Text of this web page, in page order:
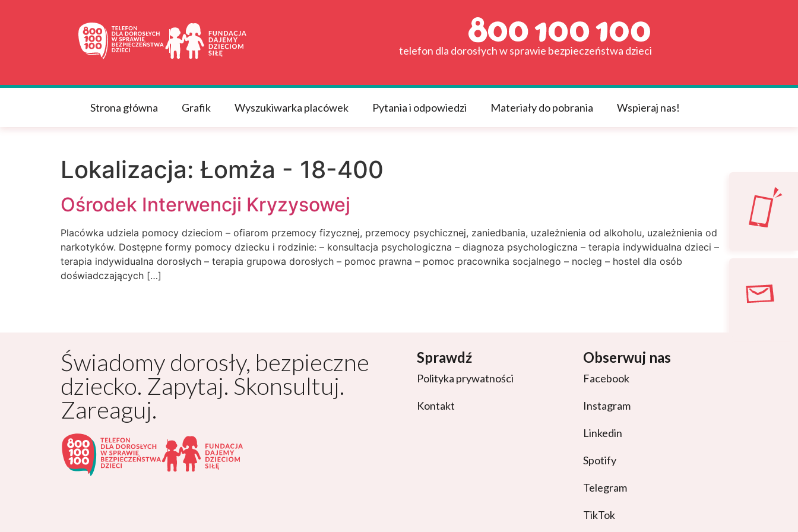
telefon dla dorosłych w sprawie bezpieczeństwa dzieci
Strona główna Grafik Wyszukiwarka placówek Pytania i odpowiedzi Materiały do pobrania Wspieraj nas!
Lokalizacja: Łomża - 18-400
Ośrodek Interwencji Kryzysowej
Placówka udziela pomocy dzieciom – ofiarom przemocy fizycznej, przemocy psychicznej, zaniedbania, uzależnienia od alkoholu, uzależnienia od
narkotyków. Dostępne formy pomocy dziecku i rodzinie: – konsultacja psychologiczna – diagnoza psychologiczna – terapia indywidualna dzieci –
terapia indywidualna dorosłych – terapia grupowa dorosłych – pomoc prawna – pomoc pracownika socjalnego – nocleg – hostel dla osób
doświadczających […]
Świadomy dorosły, bezpieczne
dziecko. Zapytaj. Skonsultuj.
Zareaguj.
Sprawdź
Polityka prywatności
Kontakt
Obserwuj nas
Facebook
Instagram
Linkedin
Spotify
Telegram
TikTok